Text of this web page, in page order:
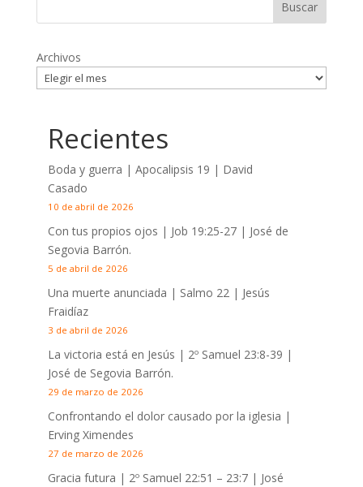
Archivos
Recientes
Boda y guerra | Apocalipsis 19 | David
Casado
10 de abril de 2026
Con tus propios ojos | Job 19:25-27| José de
Segovia Barrón.
5 de abril de 2026
Una muerte anunciada | Salmo 22 | Jesús
Fraidíaz
3 de abril de 2026
La victoria está en Jesús | 2º Samuel 23:8-39 |
José de Segovia Barrón.
29 de marzo de 2026
Confrontando el dolor causado por la iglesia |
Erving Ximendes
27 de marzo de 2026
Gracia futura | 2º Samuel 22:51 – 23:7| José